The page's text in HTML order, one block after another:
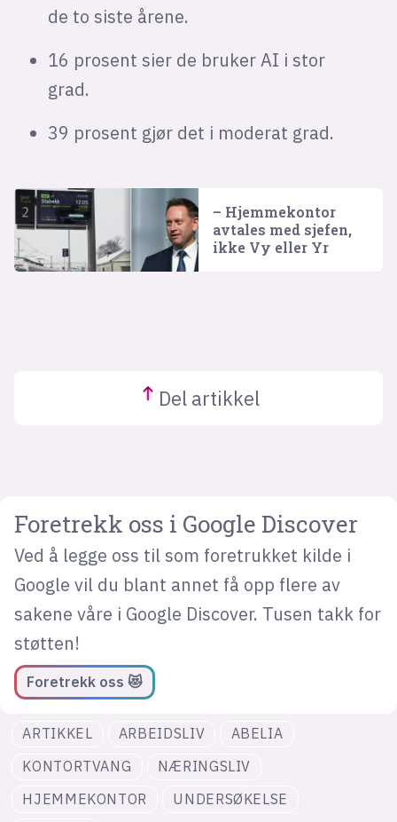
de to siste årene.
16 prosent sier de bruker AI i stor
grad.
39 prosent gjør det i moderat grad.
– Hjemmekontor
avtales med sjefen,
ikke Vy eller Yr
Del artikkel
Foretrekk oss i Google Discover
Ved å legge oss til som foretrukket kilde i
Google vil du blant annet få opp flere av
sakene våre i Google Discover. Tusen takk for
støtten!
Foretrekk oss 😻
ARTIKKEL ARBEIDSLIV
ABELIA
KONTORTVANG
NÆRINGSLIV
HJEMMEKONTOR
UNDERSØKELSE